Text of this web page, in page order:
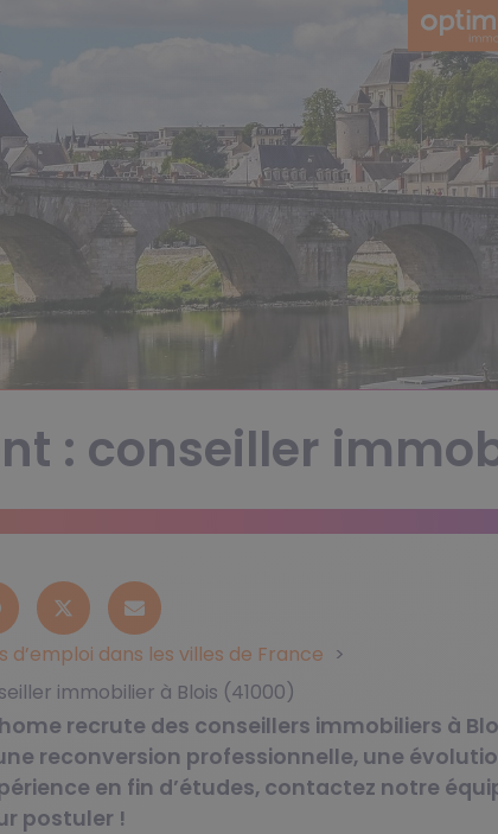
: conseiller
d’emploi dans les villes de France
immobilier à Blois (41000)
recrute des conseillers immobiliers à
reconversion professionnelle, une
en fin d’études, contactez notre
postuler !